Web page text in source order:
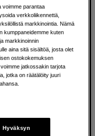
ja tuotteiden
:Eniten myydyt
voimme parantaa
verkkoliikennettä,
markkinointia. Nämä
kumppaneidemme kuten
markkinoinnin
aina sitä sisältöä, josta olet
ostokokemuksen
jatkossakin tarjota
jotka on räätälöity juuri
Hyväksyn